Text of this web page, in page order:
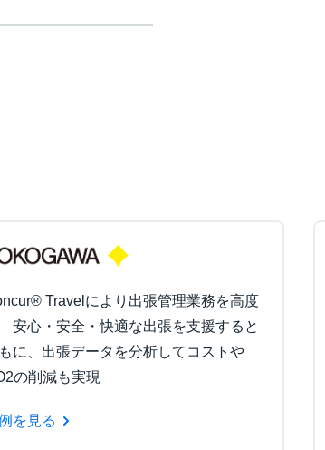
Travelにより出張管理業務を高度
安心・安全・快適な出張を支援すると
に、出張データを分析してコストや
の削減も実現
を見る